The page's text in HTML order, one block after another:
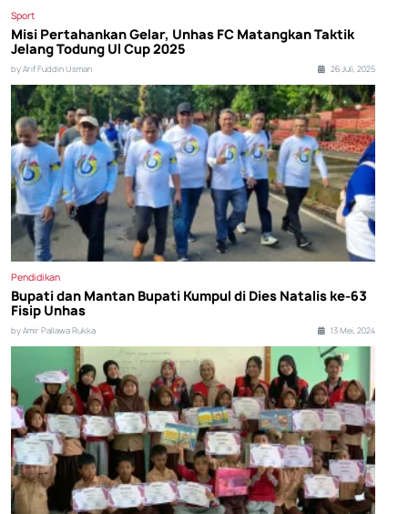
Sport
Misi Pertahankan Gelar, Unhas FC Matangkan Taktik
Jelang Todung UI Cup 2025
by Arif Fuddin Usman 26 Juli, 2025
Pendidikan
Bupati dan Mantan Bupati Kumpul di Dies Natalis ke-63
Fisip Unhas
by Amir Pallawa Rukka 13 Mei, 2024